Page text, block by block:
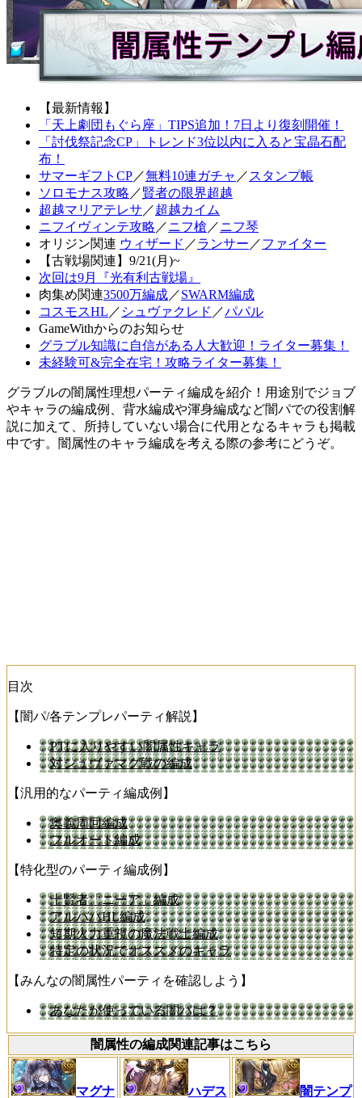
【最新情報】
「天上劇団もぐら座」TIPS追加！7日より復刻開催！
「討伐祭記念CP」トレンド3位以内に入ると宝晶石配
布！
サマーギフトCP／無料10連ガチャ ／ スタンプ帳
ソロモナス攻略 ／賢者の限界超越
超越マリアテレサ ／超越カイム
ニフイヴィンテ攻略 ／ニフ槍 ／ニフ琴
オリジン関連 ウィザード ／ランサー ／ファイター
【古戦場関連】9/21(月)~
次回は9月『光有利古戦場』
肉集め関連3500万編成／SWARM編成
コスモスHL ／ シュヴァクレド ／パパル
GameWithからのお知らせ
グラブル知識に自信がある人大歓迎！ライター募集！
未経験可&完全在宅！攻略ライター募集！
グラブルの闇属性理想パーティ編成を紹介！用途別でジョブ
やキャラの編成例、背水編成や渾身編成など闇パでの役割解
説に加えて、所持していない場合に代用となるキャラも掲載
中です。闇属性のキャラ編成を考える際の参考にどうぞ。
目次
【闇パ/各テンプレパーティ解説】
PTに入りやすい闇属性キャラ
対シュヴァマグ戦の編成
【汎用的なパーティ編成例】
奥義周回編成
フルオート編成
【特化型のパーティ編成例】
十賢者「ニーア」編成
アルバハHL編成
短期火力重視の魔法戦士編成
特定の状況でオススメのキャラ
【みんなの闇属性パーティを確認しよう】
あなたが使っている闇パは？
闇属性の編成関連記事はこちら
マグナ ハデス 闇テンプ